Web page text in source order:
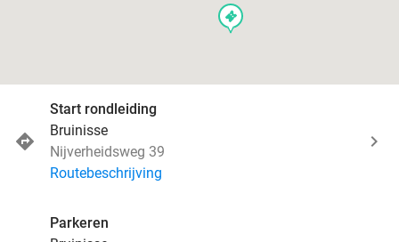
events
Start rondleiding
Bruinisse
Nijverheidsweg 39
Routebeschrijving
Parkeren